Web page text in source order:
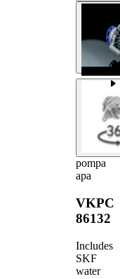
pompa
apa
VKPC
86132
Includes
SKF
water